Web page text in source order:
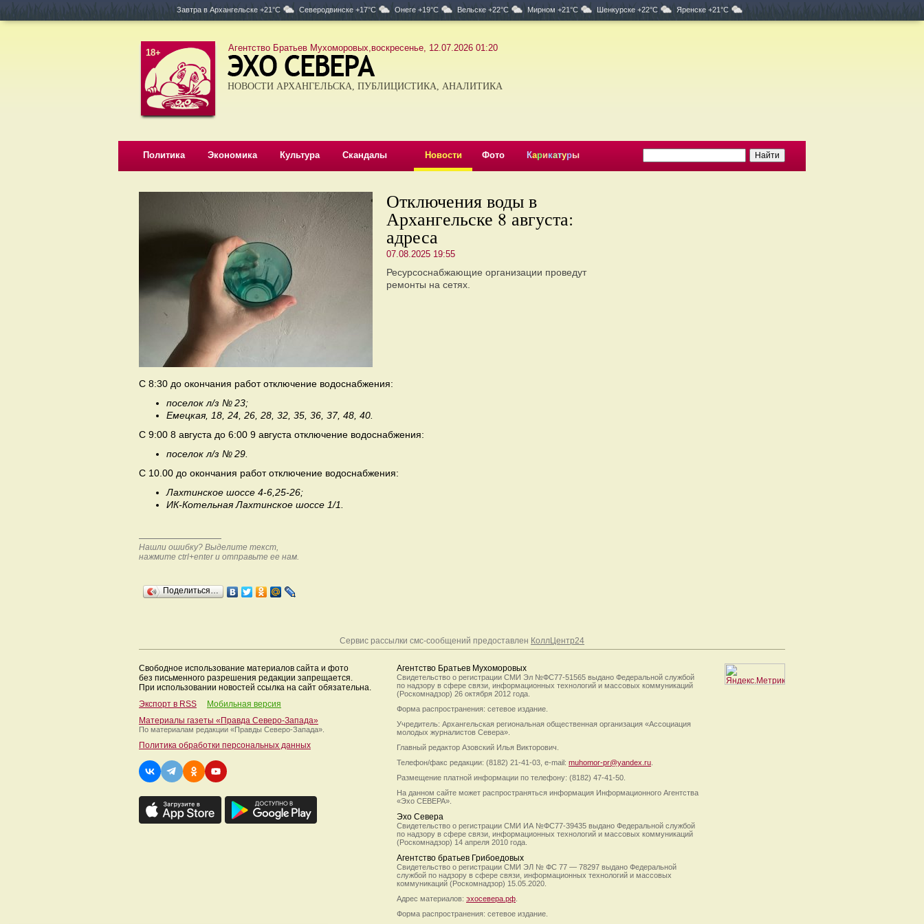
Завтра в Архангельске +21°C Северодвинске +17°C Онеге +19°C Вельске +22°C Мирном +21°C Шенкурске +22°C Яренске +21°C
18+ Агентство Братьев Мухоморовых,воскресенье, 12.07.2026 01:20
НОВОСТИ АРХАНГЕЛЬСКА, ПУБЛИЦИСТИКА, АНАЛИТИКА
Политика Экономика Культура Скандалы Новости Фото Карикатуры
Отключения воды в
Архангельске 8 августа:
адреса
07.08.2025 19:55
Ресурсоснабжающие организации проведут
ремонты на сетях.
С 8:30 до окончания работ отключение водоснабжения:
поселок л/з № 23;
Емецкая, 18, 24, 26, 28, 32, 35, 36, 37, 48, 40.
С 9:00 8 августа до 6:00 9 августа отключение водоснабжения:
поселок л/з № 29.
С 10.00 до окончания работ отключение водоснабжения:
Лахтинское шоссе 4-6,25-26;
ИК-Котельная Лахтинское шоссе 1/1.
Нашли ошибку? Выделите текст,
нажмите ctrl+enter и отправьте ее нам.
Поделиться…
Сервис рассылки смс-сообщений предоставлен КоллЦентр24
Свободное использование материалов сайта и фото
без письменного разрешения редакции запрещается.
При использовании новостей ссылка на сайт обязательна.
Экспорт в RSS
Мобильная версия
Материалы газеты «Правда Северо-Запада»
По материалам редакции «Правды Северо-Запада».
Политика обработки персональных данных
Агентство Братьев Мухоморовых
Свидетельство о регистрации СМИ Эл №ФС77-51565 выдано Федеральной службой
по надзору в сфере связи, информационных технологий и массовых коммуникаций
(Роскомнадзор) 26 октября 2012 года.
Форма распространения: сетевое издание.
Учредитель: Архангельская региональная общественная организация «Ассоциация
молодых журналистов Севера».
Главный редактор Азовский Илья Викторович.
Телефон/факс редакции: (8182) 21-41-03, e-mail: muhomor-pr@yandex.ru
Размещение платной информации по телефону: (8182) 47-41-50.
На данном сайте может распространяться информация Информационного Агентства
«Эхо СЕВЕРА».
Эхо Севера
Свидетельство о регистрации СМИ ИА №ФС77-39435 выдано Федеральной службой
по надзору в сфере связи, информационных технологий и массовых коммуникаций
(Роскомнадзор) 14 апреля 2010 года.
Агентство братьев Грибоедовых
Свидетельство о регистрации СМИ ЭЛ № ФС 77 — 78297 выдано Федеральной
службой по надзору в сфере связи, информационных технологий и массовых
коммуникаций (Роскомнадзор) 15.05.2020.
Адрес материалов: эхосевера.рф
Форма распространения: сетевое издание.